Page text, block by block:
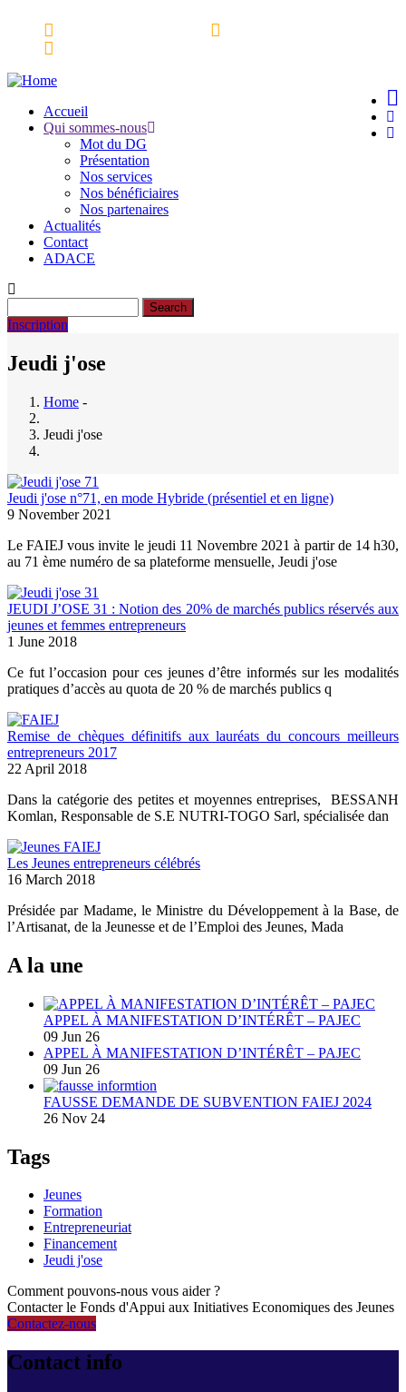
Main
navigation
Accueil
Qui sommes-nous
Mot du DG
Présentation
Nos services
Nos bénéficiaires
Nos partenaires
Actualités
Contact
ADACE
Inscription
Jeudi j'ose
Breadcrumb
Home -
Jeudi j'ose
Jeudi j'ose n°71, en mode Hybride (présentiel et en ligne)
9 November 2021
Le FAIEJ vous invite le jeudi 11 Novembre 2021 à partir de 14 h30,
au 71 ème numéro de sa plateforme mensuelle, Jeudi j'ose
JEUDI J’OSE 31 : Notion des 20% de marchés publics réservés aux
jeunes et femmes entrepreneurs
1 June 2018
Ce fut l’occasion pour ces jeunes d’être informés sur les modalités
pratiques d’accès au quota de 20 % de marchés publics q
Remise de chèques définitifs aux lauréats du concours meilleurs
entrepreneurs 2017
22 April 2018
Dans la catégorie des petites et moyennes entreprises, BESSANH
Komlan, Responsable de S.E NUTRI-TOGO Sarl, spécialisée dan
Les Jeunes entrepreneurs célébrés
16 March 2018
Présidée par Madame, le Ministre du Développement à la Base, de
l’Artisanat, de la Jeunesse et de l’Emploi des Jeunes, Mada
A la une
APPEL À MANIFESTATION D’INTÉRÊT – PAJEC
09 Jun 26
APPEL À MANIFESTATION D’INTÉRÊT – PAJEC
09 Jun 26
FAUSSE DEMANDE DE SUBVENTION FAIEJ 2024
26 Nov 24
Tags
Jeunes
Formation
Entrepreneuriat
Financement
Jeudi j'ose
Comment pouvons-nous vous aider ?
Contacter le Fonds d'Appui aux Initiatives Economiques des Jeunes
Contactez-nous
Contact info